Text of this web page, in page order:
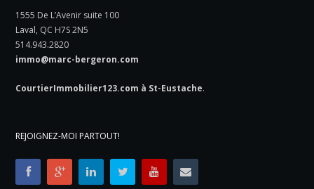
1555 De L’Avenir suite 100
Laval, QC H7S 2N5
514.943.2820
immo@marc-bergeron.com
CourtierImmobilier123.com à St-Eustache.
REJOIGNEZ-MOI PARTOUT!